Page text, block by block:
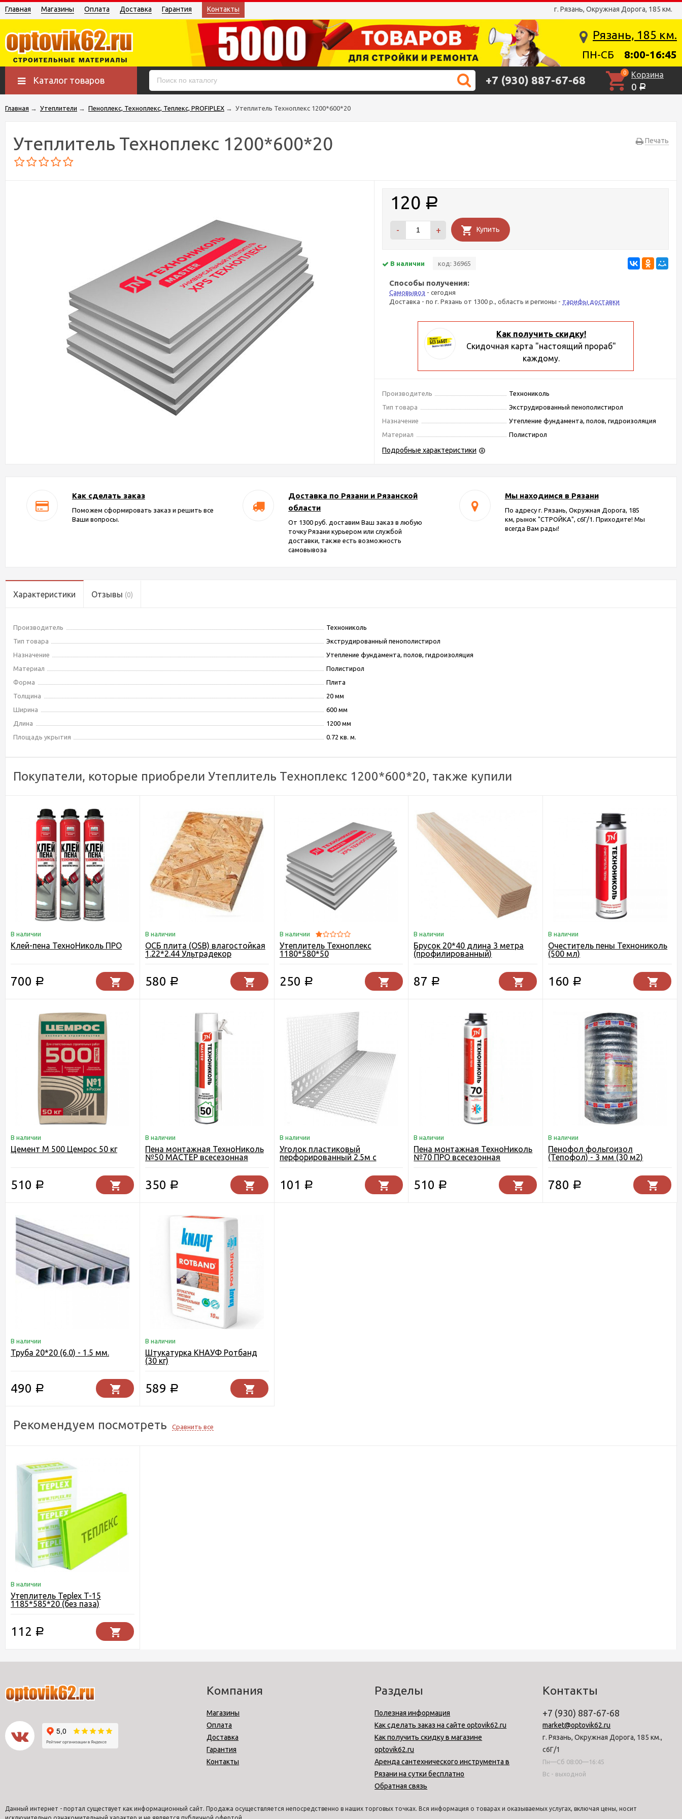
г. Рязань, Окружная Дорога, 185 км.
Главная Магазины Оплата Доставка Гарантия Контакты
Рязань, 185 км.
ПН-СБ 8:00-16:45
Каталог товаров +7 (930) 887-67-68
0 Корзина
0 Р
Главная → Утеплители → Пеноплекс, Техноплекс, Теплекс, PROFIPLEX → Утеплитель Техноплекс 1200*600*20
Печать
Утеплитель Техноплекс 1200*600*20
120 Р
- + Купить
В наличии код: 36965
Способы получения:
Самовывоз - сегодня
Доставка - по г. Рязань от 1300 р., область и регионы - тарифы доставки
Как получить скидку!
Скидочная карта "настоящий прораб"
каждому.
Производитель
Технониколь
Тип товара
Экструдированный пенополистирол
Назначение
Утепление фундамента, полов, гидроизоляция
Материал
Полистирол
Подробные характеристики
Как сделать заказ
Поможем сформировать заказ и решить все
Ваши вопросы.
Доставка по Рязани и Рязанской
области
От 1300 руб. доставим Ваш заказ в любую
точку Рязани курьером или службой
доставки, также есть возможность
самовывоза
Мы находимся в Рязани
По адресу г. Рязань, Окружная Дорога, 185
км, рынок "СТРОЙКА", с6Г/1. Приходите! Мы
всегда Вам рады!
Характеристики Отзывы (0)
Производитель
Технониколь
Тип товара
Экструдированный пенополистирол
Назначение
Утепление фундамента, полов, гидроизоляция
Материал
Полистирол
Форма
Плита
Толщина
20 мм
Ширина
600 мм
Длина
1200 мм
Площадь укрытия
0.72 кв. м.
Покупатели, которые приобрели Утеплитель Техноплекс 1200*600*20, также купили
В наличии
Клей-пена ТехноНиколь ПРО
700 Р
В наличии
ОСБ плита (OSB) влагостойкая
1.22*2.44 Ультрадекор
(Кроношпан) Егорьевск 9 мм.
580 Р
В наличии
Утеплитель Техноплекс
1180*580*50
250 Р
В наличии
Брусок 20*40 длина 3 метра
(профилированный)
87 Р
В наличии
Очеститель пены Технониколь
(500 мл)
160 Р
В наличии
Цемент М 500 Цемрос 50 кг
510 Р
В наличии
Пена монтажная ТехноНиколь
№50 МАСТЕР всесезонная
350 Р
В наличии
Уголок пластиковый
перфорированный 2.5м с
сеткой
101 Р
В наличии
Пена монтажная ТехноНиколь
№70 ПРО всесезонная
510 Р
В наличии
Пенофол фольгоизол
(Тепофол) - 3 мм (30 м2)
780 Р
В наличии
Труба 20*20 (6.0) - 1.5 мм.
490 Р
В наличии
Штукатурка КНАУФ Ротбанд
(30 кг)
589 Р
Рекомендуем посмотреть Сравнить все
В наличии
Утеплитель Teplex T-15
1185*585*20 (без паза)
112 Р
Компания
Магазины
Оплата
Доставка
Гарантия
Контакты
Разделы
Полезная информация
Как сделать заказ на сайте optovik62.ru
Как получить скидку в магазине
optovik62.ru
Аренда сантехнического инструмента в
Рязани на сутки бесплатно
Обратная связь
Контакты
+7 (930) 887-67-68
market@optovik62.ru
г. Рязань, Окружная Дорога, 185 км.,
с6Г/1
Пн—Сб 08:00—16:45
Вс - выходной
Данный интернет - портал существует как информационный сайт. Продажа осуществляется непосредственно в наших торговых точках. Вся информация о товарах и оказываемых услугах, включая цены, носит